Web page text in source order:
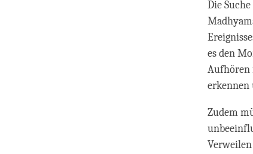
Die
es den
Aufhören
erkennen
Zudem